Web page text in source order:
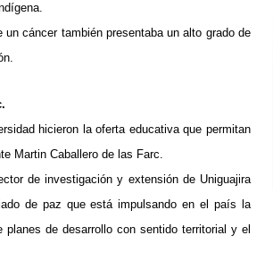
cáncer también presentaba un alto grado de
hicieron la oferta educativa que permitan
Martin Caballero de las Farc.
de investigación y extensión de Uniguajira
de paz que está impulsando en el país la
de desarrollo con sentido territorial y el